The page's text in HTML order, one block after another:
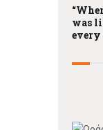
was
every